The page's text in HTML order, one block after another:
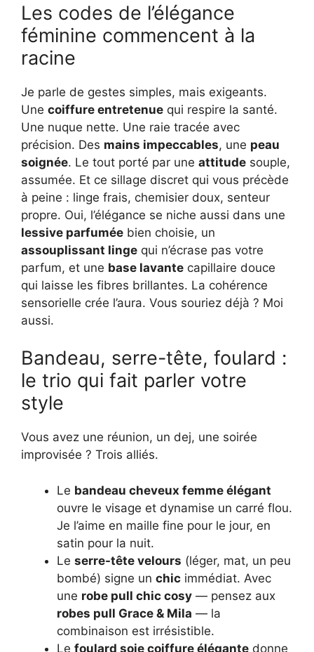
Les codes de l’élégance
féminine commencent à la
racine
Je parle de gestes simples, mais exigeants.
Une coiffure entretenue qui respire la santé.
Une nuque nette. Une raie tracée avec
précision. Des mains impeccables, une peau
soignée. Le tout porté par une attitude souple,
assumée. Et ce sillage discret qui vous précède
à peine : linge frais, chemisier doux, senteur
propre. Oui, l’élégance se niche aussi dans une
lessive parfumée bien choisie, un
assouplissant linge qui n’écrase pas votre
parfum, et une base lavante capillaire douce
qui laisse les fibres brillantes. La cohérence
sensorielle crée l’aura. Vous souriez déjà ? Moi
aussi.
Bandeau, serre-tête, foulard :
le trio qui fait parler votre
style
Vous avez une réunion, un dej, une soirée
improvisée ? Trois alliés.
Le bandeau cheveux femme élégant
ouvre le visage et dynamise un carré flou.
Je l’aime en maille fine pour le jour, en
satin pour la nuit.
Le serre-tête velours (léger, mat, un peu
bombé) signe un chic immédiat. Avec
une robe pull chic cosy — pensez aux
robes pull Grace & Mila — la
combinaison est irrésistible.
Le foulard soie coiffure élégante donne